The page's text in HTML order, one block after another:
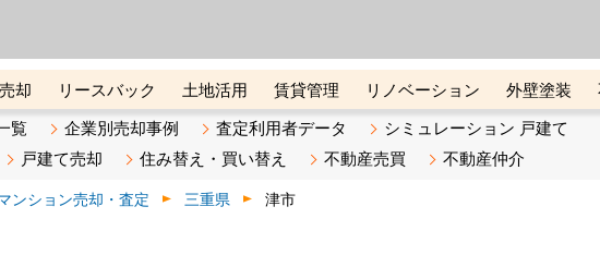
却 リースバック 土地活用 賃貸管理 リノベーション 外壁塗装
ニー オンライン講座 リビンマガジンBiz 不動産売却ご相談デスク
覧 企業別売却事例 査定利用者データ
シミュレーション 戸建て
戸建て売却 住み替え・買い替え 不動産売買 不動産仲介
ンション売却・査定 三重県 津市